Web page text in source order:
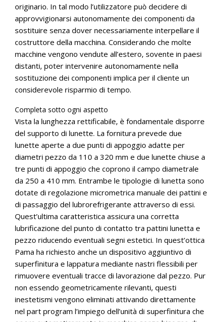
originario. In tal modo l’utilizzatore può decidere di
approvvigionarsi autonomamente dei componenti da
sostituire senza dover necessariamente interpellare il
costruttore della macchina. Considerando che molte
macchine vengono vendute all’estero, sovente in paesi
distanti, poter intervenire autonomamente nella
sostituzione dei componenti implica per il cliente un
considerevole risparmio di tempo.
Completa sotto ogni aspetto
Vista la lunghezza rettificabile, è fondamentale disporre
del supporto di lunette. La fornitura prevede due
lunette aperte a due punti di appoggio adatte per
diametri pezzo da 110 a 320 mm e due lunette chiuse a
tre punti di appoggio che coprono il campo diametrale
da 250 a 410 mm. Entrambe le tipologie di lunetta sono
dotate di regolazione micrometrica manuale dei pattini e
di passaggio del lubrorefrigerante attraverso di essi.
Quest’ultima caratteristica assicura una corretta
lubrificazione del punto di contatto tra pattini lunetta e
pezzo riducendo eventuali segni estetici. In quest’ottica
Pama ha richiesto anche un dispositivo aggiuntivo di
superfinitura e lappatura mediante nastri flessibili per
rimuovere eventuali tracce di lavorazione dal pezzo. Pur
non essendo geometricamente rilevanti, questi
inestetismi vengono eliminati attivando direttamente
nel part program l’impiego dell’unità di superfinitura che